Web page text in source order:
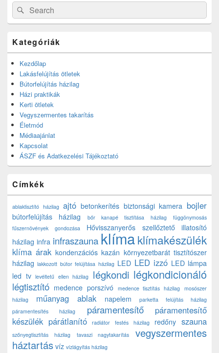
Search
for:
Search
Kategóriák
Kezdőlap
Lakásfelújítás ötletek
Bútorfelújítás házilag
Házi praktikák
Kerti ötletek
Vegyszermentes takarítás
Életmód
Médiaajánlat
Kapcsolat
ÁSZF és Adatkezelési Tájékoztató
Címkék
ablaktisztító házilag ajtó betonkerítés biztonsági kamera bojler
bútorfelújítás házilag bőr kanapé tisztítása házilag
függönymosás
fűszernövények gondozása
Hővisszanyerős szellőztető
illatosító
házilag infra infraszauna klímaklímakészülék
klíma árak kondenzációs kazán környezetbarát tisztítószer
házilag lakkozott bútor felújítása házilag LED LED izzó LED lámpa
led tv levéltetű ellen házilag légkondi légkondicionáló
légtisztító medence porszívó medence tisztítás házilag
mosószer
házilag
műanyag ablak napelem
parketta felújítás házilag
páramentesítés házilag
páramentesítő
páramentesítő
készülék párátlanító radiátor festés házilag redőny szauna
szőnyegtisztítás házilag tavaszi nagytakarítás
vegyszermentes
háztartás víz vízlágyítás házilag